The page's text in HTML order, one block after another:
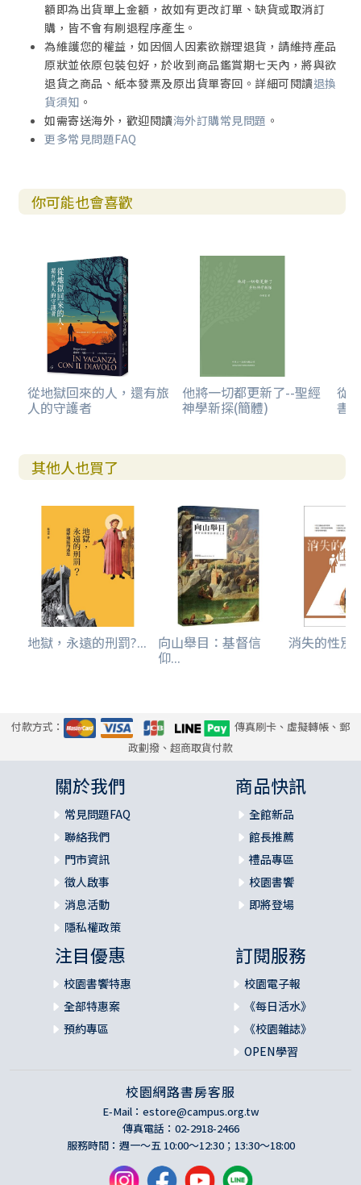
額即為出貨單上金額，故如有更改訂單、缺貨或取消訂
購，皆不會有刷退程序產生。
為維護您的權益，如因個人因素欲辦理退貨，請維持產品
原狀並依原包裝包好，於收到商品鑑賞期七天內，將與欲
退貨之商品、紙本發票及原出貨單寄回。詳細可閱讀退換
貨須知 。
如需寄送海外，歡迎閱讀海外訂購常見問題 。
更多常見問題FAQ
你可能也會喜歡
從地獄回來的人，還有旅
人的守護者
他將一切都更新了--聖經
神學新探(簡體)
從
書
其他人也買了
地獄，永遠的刑罰?... 向山舉目：基督信
仰...
消失的性別
付款方式：
傳真刷卡、虛擬轉帳、郵
政劃撥、超商取貨付款
關於我們
常見問題FAQ
聯絡我們
門市資訊
徵人啟事
消息活動
隱私權政策
商品快訊
全館新品
館長推薦
禮品專區
校園書饗
即將登場
注目優惠
校園書饗特惠
全部特惠案
預約專區
訂閱服務
校園電子報
《每日活水》
《校園雜誌》
OPEN學習
校園網路書房客服
E-Mail： estore@campus.org.tw
傳真電話：02-2918-2466
服務時間：週一～五 10:00～12:30；13:30～18:00